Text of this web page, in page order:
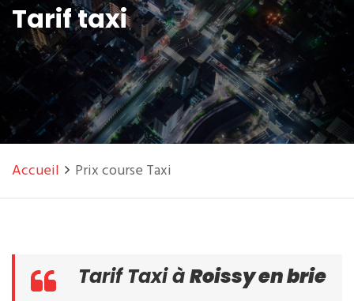
Tarif taxi
Accueil Prix course Taxi
Tarif Taxi àRoissy en brie